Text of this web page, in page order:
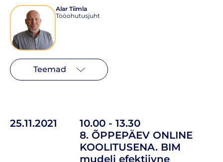
Alar Tiimla
Tööohutusjuht
Teemad
25.11.2021
10.00 - 13.30
8. ÕPPEPÄEV ONLINE
KOOLITUSENA. BIM
mudeli efektiivne